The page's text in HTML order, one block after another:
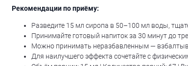
Рекомендации по приёму:
Разведите 15 мл сиропа в 50–100 мл воды,
Принимайте готовый напиток за 30 минут до
Можно принимать неразбавленным —
Для наилучшего эффекта сочетайте с